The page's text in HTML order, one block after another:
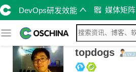
DevOps研发效能 媒体矩阵
topdogs